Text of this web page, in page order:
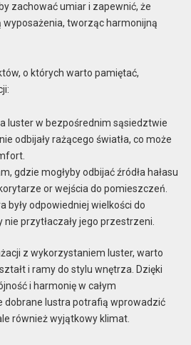
zachować umiar i zapewnić, że
wyposażenia, tworząc harmonijną
o których warto pamiętać,
luster w bezpośrednim sąsiedztwie
odbijały rażącego światła, co może
gdzie mogłyby odbijać źródła hałasu
or wejścia do pomieszczeń.
były odpowiedniej wielkości do
przytłaczały jego przestrzeni.
z wykorzystaniem luster, warto
i ramy do stylu wnętrza. Dzięki
i harmonię w całym
dobrane lustra potrafią wprowadzić
również wyjątkowy klimat.